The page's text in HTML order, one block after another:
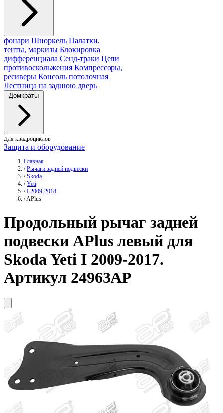
фонари Шноркель Палатки,
тенты, маркизы Блокировка
дифференциала Сенд-траки Цепи
противоскольжения Компрессоры,
ресиверы Консоль потолочная
Лестница на заднюю дверь
Домкраты
Для квадроциклов
Защита и оборудование
Главная
/ Рычаги задней подвески
/ Skoda
/ Yeti
/ I 2009-2018
/APlus
Продольный рычаг задней
подвески APlus левый для
Skoda Yeti I 2009-2017.
Артикул 24963AP